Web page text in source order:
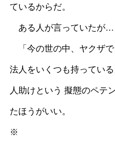
ているからだ。
ある人が言っていたが…
「今の世の中、ヤクザで
法人をいくつも持ってい
人助けという 擬態のペテ
たほうがいい。
※